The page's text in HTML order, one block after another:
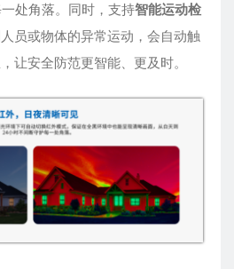
处角落。同时，支持智能运动检
人员或物体的异常运动，会自动触
让安全防范更智能、更及时。